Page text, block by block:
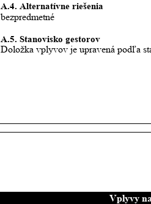
A.4. Alternatívne riešenia
bezpredmetné
A.5. Stanovisko gestorov
Doložka vplyvov je upravená podľa
Vplyvy